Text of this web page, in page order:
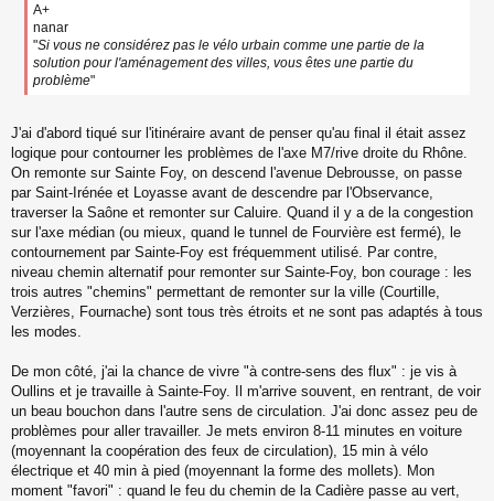
A+
nanar
"Si vous ne considérez pas le vélo urbain comme une partie de la
solution pour l'aménagement des villes, vous êtes une partie du
problème"
J'ai d'abord tiqué sur l'itinéraire avant de penser qu'au final il était assez
logique pour contourner les problèmes de l'axe M7/rive droite du Rhône.
On remonte sur Sainte Foy, on descend l'avenue Debrousse, on passe
par Saint-Irénée et Loyasse avant de descendre par l'Observance,
traverser la Saône et remonter sur Caluire. Quand il y a de la congestion
sur l'axe médian (ou mieux, quand le tunnel de Fourvière est fermé), le
contournement par Sainte-Foy est fréquemment utilisé. Par contre,
niveau chemin alternatif pour remonter sur Sainte-Foy, bon courage : les
trois autres "chemins" permettant de remonter sur la ville (Courtille,
Verzières, Fournache) sont tous très étroits et ne sont pas adaptés à tous
les modes.
De mon côté, j'ai la chance de vivre "à contre-sens des flux" : je vis à
Oullins et je travaille à Sainte-Foy. Il m'arrive souvent, en rentrant, de voir
un beau bouchon dans l'autre sens de circulation. J'ai donc assez peu de
problèmes pour aller travailler. Je mets environ 8-11 minutes en voiture
(moyennant la coopération des feux de circulation), 15 min à vélo
électrique et 40 min à pied (moyennant la forme des mollets). Mon
moment "favori" : quand le feu du chemin de la Cadière passe au vert,